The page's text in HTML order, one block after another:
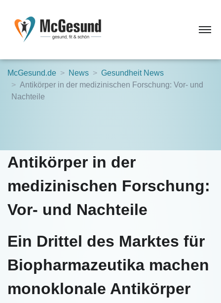
McGesund.de News
Gesundheit News
Antikörper in der medizinischen Forschung: Vor- und
Nachteile
Antikörper in der
medizinischen Forschung:
Vor- und Nachteile
Ein Drittel des Marktes für
Biopharmazeutika machen
monoklonale Antikörper